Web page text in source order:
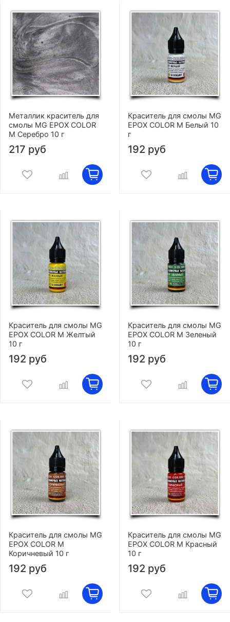
Металлик краситель для
смолы MG EPOX COLOR
M Серебро 10 г
217 руб
Краситель для смолы MG
EPOX COLOR M Белый 10
г
192 руб
Краситель для смолы MG
EPOX COLOR M Желтый
10 г
192 руб
Краситель для смолы MG
EPOX COLOR M Зеленый
10 г
192 руб
Краситель для смолы MG
EPOX COLOR M
Коричневый 10 г
192 руб
Краситель для смолы MG
EPOX COLOR M Красный
10 г
192 руб